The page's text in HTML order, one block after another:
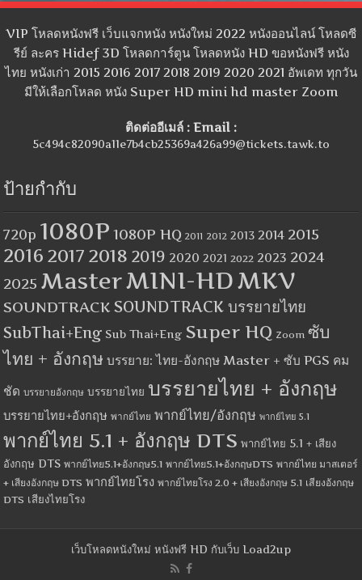
VIP โหลดหนังฟรี เว็บแจกหนัง หนังใหม่ 2022 หนังออนไลน์ โหลดซี
รีย์ ละคร Hidef 3D โหลดการ์ตูน โหลดหนัง HD ขอหนังฟรี หนัง
ไทย หนังเก่า 2015 2016 2017 2018 2019 2020 2021 อัพเดท ทุกวัน
มีให้เลือกโหลด หนัง Super HD mini hd master Zoom
ติดต่ออีเมล์ : Email :
5c494c82090a11e7b4cb25369a426a99@tickets.tawk.to
ป้ายกำกับ
720p 1080P 1080P HQ 2011 2012 2013 2014 2015
2016 2017 2018 2019 2020 2021 2022 2023 2024
2025 MasterMINI-HDMKV
SOUNDTRACK SOUNDTRACK บรรยายไทย
SubThai+Eng Sub Thai+Eng Super HQ Zoom ซับ
ไทย + อังกฤษ บรรยาย: ไทย-อังกฤษ Master + ซับ PGS คม
ชัด บรรยายอังกฤษ บรรยายไทย บรรยายไทย + อังกฤษ
บรรยายไทย+อังกฤษ พากย์ไทย พากย์ไทย/อังกฤษ พากย์ไทย 5.1
พากย์ไทย 5.1 + อังกฤษ DTS พากย์ไทย 5.1 + เสียง
อังกฤษ DTS พากย์ไทย5.1+อังกฤษ5.1 พากย์ไทย5.1+อังกฤษDTS พากย์ไทย มาสเตอร์
+ เสียงอังกฤษ DTS พากย์ไทยโรง พากย์ไทยโรง 2.0 + เสียงอังกฤษ 5.1 เสียงอังกฤษ
DTS เสียงไทยโรง
เว็บโหลดหนังใหม่ หนังฟรี HD กับเว็บ Load2up